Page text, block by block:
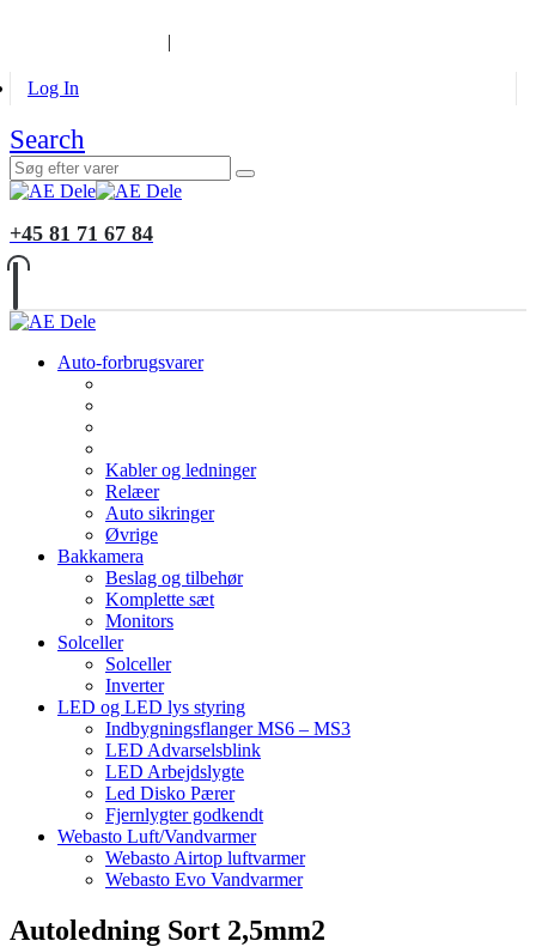
|
Log In
Search
+45 81 71 67 84
Auto-forbrugsvarer
Kabler og ledninger
Relæer
Auto sikringer
Øvrige
Bakkamera
Beslag og tilbehør
Komplette sæt
Monitors
Solceller
Solceller
Inverter
LED og LED lys styring
Indbygningsflanger MS6 – MS3
LED Advarselsblink
LED Arbejdslygte
Led Disko Pærer
Fjernlygter godkendt
Webasto Luft/Vandvarmer
Webasto Airtop luftvarmer
Webasto Evo Vandvarmer
Autoledning Sort 2,5mm2